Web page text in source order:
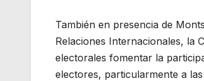
También en presencia de
Relaciones Internacionales, la
electorales fomentar la
electores, particularmente a